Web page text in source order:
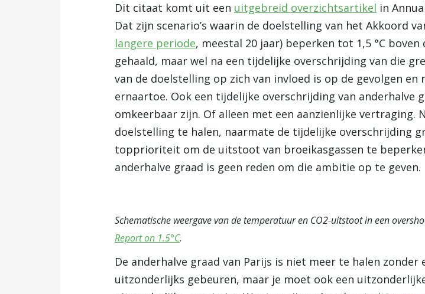
Dit citaat komt uit een uitgebreid overzichtsartikel in
Dat zijn scenario’s waarin de doelstelling van het Akkoord
langere periode, meestal 20 jaar) beperken tot 1,5 °C
gehaald, maar wel na een tijdelijke overschrijding van die
van de doelstelling op zich van invloed is op de gevolgen
ernaartoe. Ook een tijdelijke overschrijding van anderhalve
omkeerbaar zijn. Of alleen met een aanzienlijke
doelstelling te halen, naarmate de tijdelijke overschrijding
topprioriteit om de uitstoot van broeikasgassen te
anderhalve graad is geen reden om die ambitie op te geven.
Schematische weergave van de temperatuur en CO2-uitstoot in een
Report on 1.5°C.
De anderhalve graad van Parijs is niet meer te halen
uitzonderlijks gebeuren, maar je moet ook een